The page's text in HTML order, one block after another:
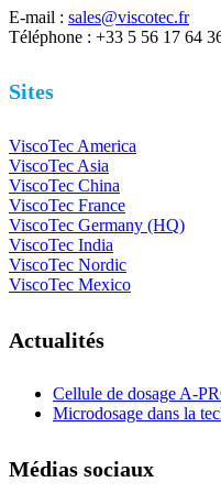
E-mail : sales@viscotec.fr
Téléphone : +33 5 56 17 64
Sites
ViscoTec America
ViscoTec Asia
ViscoTec China
ViscoTec France
ViscoTec Germany (HQ)
ViscoTec India
ViscoTec Nordic
ViscoTec Mexico
Actualités
Cellule de dosage A-
Microdosage dans la
Médias sociaux